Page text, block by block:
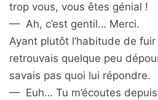
trop vous, vous êtes génial !
— Ah, c’est gentil… Merci.
Ayant plutôt l’habitude de
retrouvais quelque peu
savais pas quoi lui répondre.
— Euh… Tu m’écoutes